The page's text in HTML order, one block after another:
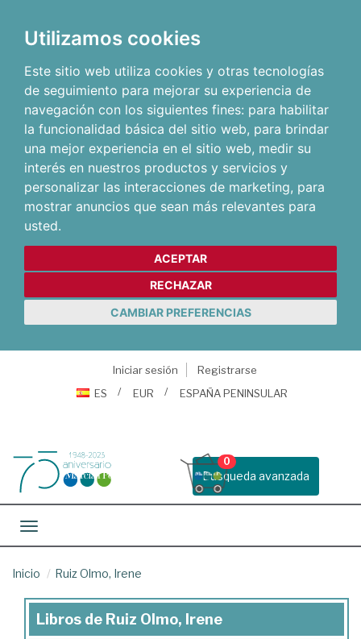
Utilizamos cookies
Este sitio web utiliza cookies y otras tecnologías
de seguimiento para mejorar su experiencia de
navegación con los siguientes fines: para habilitar
la funcionalidad básica del sitio web, para brindar
una mejor experiencia en el sitio web, medir su
interés en nuestros productos y servicios y
personalizar las interacciones de marketing, para
mostrar anuncios que sean más relevantes para
usted.
ACEPTAR
RECHAZAR
CAMBIAR PREFERENCIAS
Iniciar sesión
Registrarse
ES
EUR ESPAÑA PENINSULAR
Busqueda avanzada
0
Toggle navigation
Inicio Ruiz Olmo, Irene
Libros
Libros de Ruiz Olmo, Irene